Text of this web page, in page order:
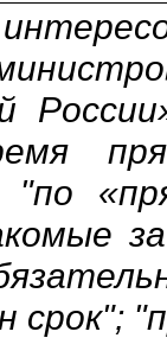
"по
срок";